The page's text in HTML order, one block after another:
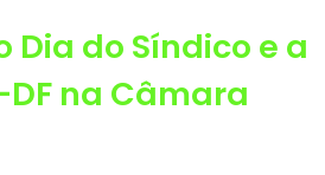
Dia do Síndico e a
DF na Câmara